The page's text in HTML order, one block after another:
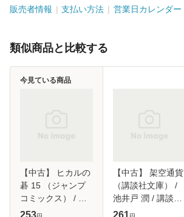
販売者情報 支払い方法 営業日カレンダー
類似商品と比較する
【中古】 ヒカルの
碁 15 （ジャンプ
コミックス） / ほ
ったゆみ、小畑健 /
253
今見ている商品
【中古】 架空通貨
（講談社文庫） /
池井戸 潤 / 講談社
[文庫]【メール便送
261